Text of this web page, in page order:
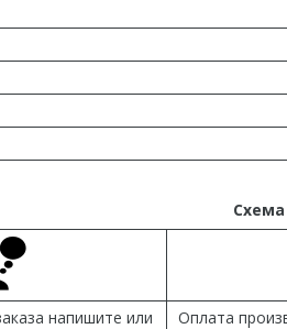
напишите или
Оплата